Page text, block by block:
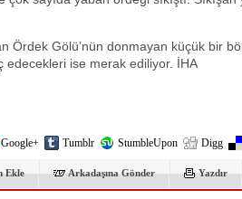
Ördek Gölü’nün donmayan küçük bir
ise merak ediliyor. İHA
Google+ Tumblr StumbleUpon Digg
Ekle Arkadaşına Gönder Yazdır